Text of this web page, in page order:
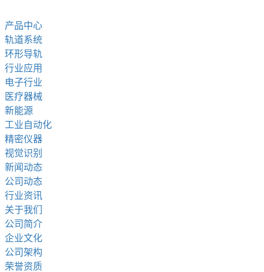
产品中心
轨道系统
环形导轨
行业应用
电子行业
医疗器械
新能源
工业自动化
精密仪器
视觉识别
新闻动态
公司动态
行业资讯
关于我们
公司简介
企业文化
公司架构
荣誉资质